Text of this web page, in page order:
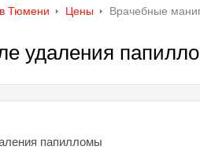
Тюмени Цены Врачебные
удаления
папилломы